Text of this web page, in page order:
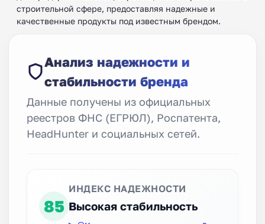
строительной сфере, предоставляя надежные и
качественные продукты под известным брендом.
Анализ надежности и
стабильности бренда
Данные получены из официальных
реестров ФНС (ЕГРЮЛ), Роспатента,
HeadHunter и социальных сетей.
85
ИНДЕКС НАДЕЖНОСТИ
Высокая стабильность